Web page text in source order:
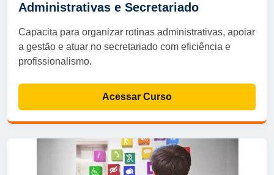
Administrativas e Secretariado
Capacita para organizar rotinas administrativas, apoiar
a gestão e atuar no secretariado com eficiência e
profissionalismo.
Acessar Curso